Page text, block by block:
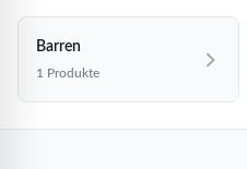
Barren
1 Produkte